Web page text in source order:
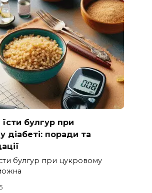
булгур при
діабеті: поради та
булгур при цукровому